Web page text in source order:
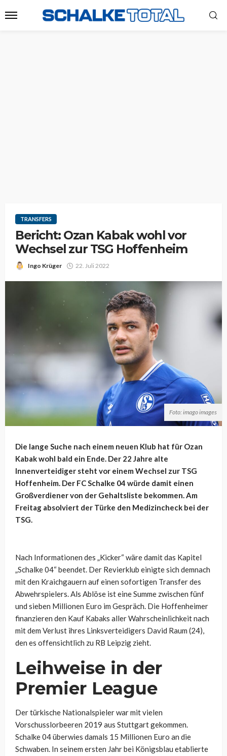
TRANSFERS
Bericht: Ozan Kabak wohl vor
Wechsel zur TSG Hoffenheim
Ingo Krüger 22. Juli 2022
Foto: imago images
Die lange Suche nach einem neuen Klub hat für Ozan
Kabak wohl bald ein Ende. Der 22 Jahre alte
Innenverteidiger steht vor einem Wechsel zur TSG
Hoffenheim. Der FC Schalke 04 würde damit einen
Großverdiener von der Gehaltsliste bekommen. Am
Freitag absolviert der Türke den Medizincheck bei der
TSG.
Nach Informationen des „Kicker“ wäre damit das Kapitel
„Schalke 04“ beendet. Der Revierklub einigte sich demnach
mit den Kraichgauern auf einen sofortigen Transfer des
Abwehrspielers. Als Ablöse ist eine Summe zwischen fünf
und sieben Millionen Euro im Gespräch. Die Hoffenheimer
finanzieren den Kauf Kabaks aller Wahrscheinlichkeit nach
mit dem Verlust ihres Linksverteidigers David Raum (24),
den es offensichtlich zu RB Leipzig zieht.
Leihweise in der
Premier League
Der türkische Nationalspieler war mit vielen
Vorschusslorbeeren 2019 aus Stuttgart gekommen.
Schalke 04 überwies damals 15 Millionen Euro an die
Schwaben. In seinem ersten Jahr bei Königsblau etablierte